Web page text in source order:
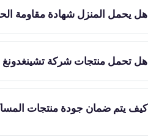
هل يحمل المنزل شهادة مقاومة
هل تحمل منتجات شركة تشينغدونغ
كيف يتم ضمان جودة منتجات